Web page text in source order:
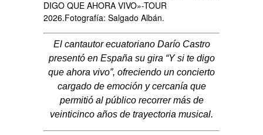
DIGO QUE AHORA VIVO»-TOUR
2026.Fotografía: Salgado Albán.
El cantautor ecuatoriano Darío Castro
presentó en España su gira “Y si te digo
que ahora vivo”, ofreciendo un concierto
cargado de emoción y cercanía que
permitió al público recorrer más de
veinticinco años de trayectoria musical.